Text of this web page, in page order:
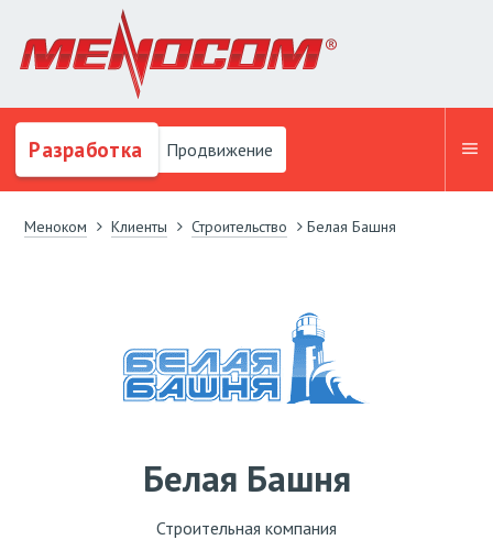
Разработка Продвижение
Меноком Клиенты Строительство Белая Башня
Белая Башня
Строительная компания